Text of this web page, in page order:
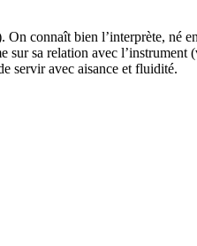
connaît bien l’interprète, né
sur sa relation avec l’instrument
servir avec aisance et fluidité.